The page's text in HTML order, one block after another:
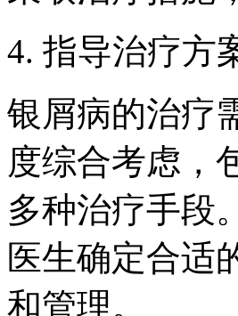
4. 指导治疗方
银屑病的治疗
度综合考虑，
多种治疗手段
医生确定合适
和管理。